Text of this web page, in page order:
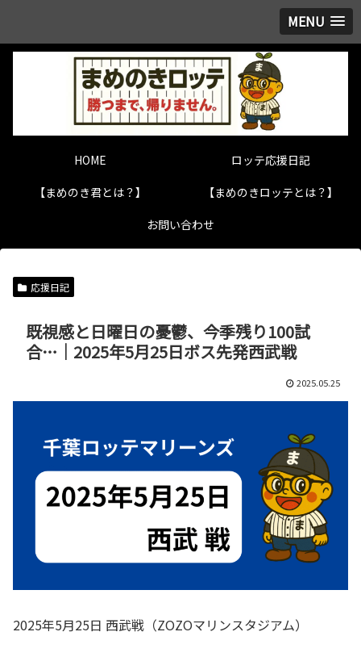
MENU
HOME
ロッテ応援日記
【まめのき君とは？】
【まめのきロッテとは？】
お問い合わせ
応援日記
既視感と日曜日の憂鬱、今季残り100試
合…｜2025年5月25日ボス先発西武戦
2025.05.25
2025年5月25日 西武戦（ZOZOマリンスタジアム）